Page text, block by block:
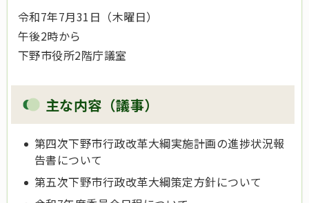
令和7年7月31日（木曜日）
午後2時から
下野市役所2階庁議室
主な内容（議事）
第四次下野市行政改革大綱実施計画の進捗状況報
告書について
第五次下野市行政改革大綱策定方針について